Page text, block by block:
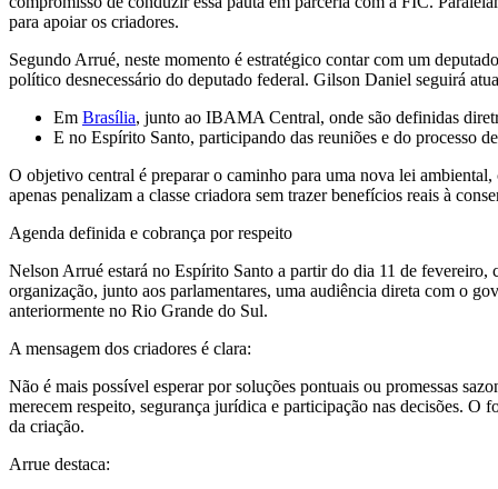
para apoiar os criadores.
Segundo Arrué, neste momento é estratégico contar com um
político desnecessário do deputado federal. Gilson Daniel seguirá
Em Brasília, junto ao IBAMA Central, onde são definidas
E no Espírito Santo, participando das reuniões e do processo
O objetivo central é preparar o caminho para uma nova lei
apenas penalizam a classe criadora sem trazer benefícios reais à
Agenda definida e cobrança por respeito
Nelson Arrué estará no Espírito Santo a partir do dia 11 de fevereiro,
organização, junto aos parlamentares, uma audiência direta com o
anteriormente no Rio Grande do Sul.
A mensagem dos criadores é clara:
Não é mais possível esperar por soluções pontuais ou promessas
merecem respeito, segurança jurídica e participação nas decisões. O
da criação.
Arrue destaca: